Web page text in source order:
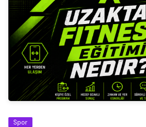
Spor